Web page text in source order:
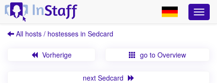
All hosts / hostesses in Sedcard
Vorherige go to Overview
next Sedcard